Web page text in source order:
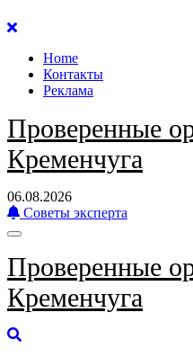
Перейти
содержанию
Home
Контакты
Реклама
Проверенные
Кременчуга
06.08.2026
Советы эксперта
Проверенные
Кременчуга